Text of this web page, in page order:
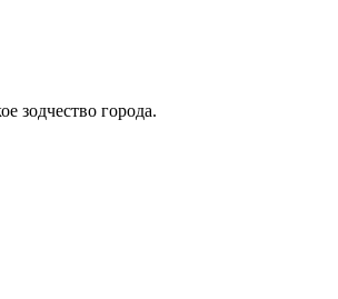
зодчество города.